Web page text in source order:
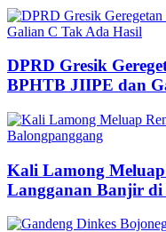
DPRD Gresik
BPHTB JIIPE dan
Kali Lamong
Langganan Banjir di